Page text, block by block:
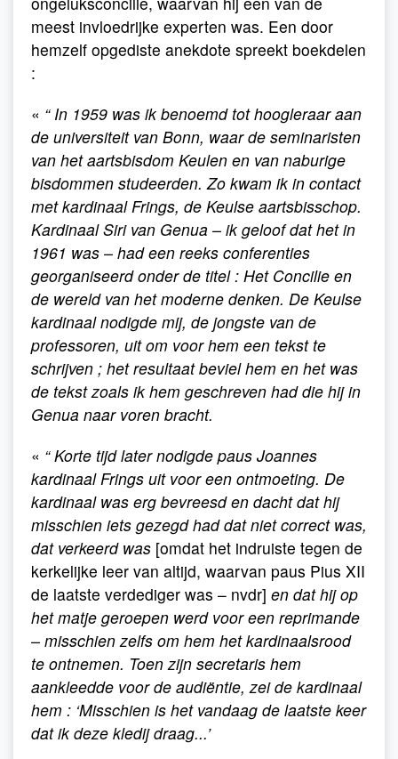
meest invloedrijke experten was. Een door
hemzelf opgediste anekdote spreekt boekdelen
:
« “ In 1959 was ik benoemd tot hoogleraar aan
de universiteit van Bonn, waar de seminaristen
van het aartsbisdom Keulen en van naburige
bisdommen studeerden. Zo kwam ik in contact
met kardinaal Frings, de Keulse aartsbisschop.
Kardinaal Siri van Genua – ik geloof dat het in
1961 was – had een reeks conferenties
georganiseerd onder de titel : Het Concilie en
de wereld van het moderne denken. De Keulse
kardinaal nodigde mij, de jongste van de
professoren, uit om voor hem een tekst te
schrijven ; het resultaat beviel hem en het was
de tekst zoals ik hem geschreven had die hij in
Genua naar voren bracht.
« “ Korte tijd later nodigde paus Joannes
kardinaal Frings uit voor een ontmoeting. De
kardinaal was erg bevreesd en dacht dat hij
misschien iets gezegd had dat niet correct was,
dat verkeerd was [omdat het indruiste tegen de
kerkelijke leer van altijd, waarvan paus Pius XII
de laatste verdediger was – nvdr] en dat hij op
het matje geroepen werd voor een reprimande
– misschien zelfs om hem het kardinaalsrood
te ontnemen. Toen zijn secretaris hem
aankleedde voor de audiëntie, zei de kardinaal
hem : ‘Misschien is het vandaag de laatste keer
dat ik deze kledij draag...’